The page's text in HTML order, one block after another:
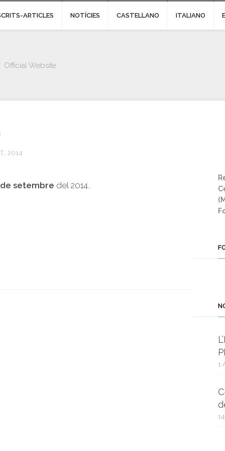
ARTICLES NOTÍCIES CASTELLANO ITALIANO
Official Website
2014
setembre del 2014.
1